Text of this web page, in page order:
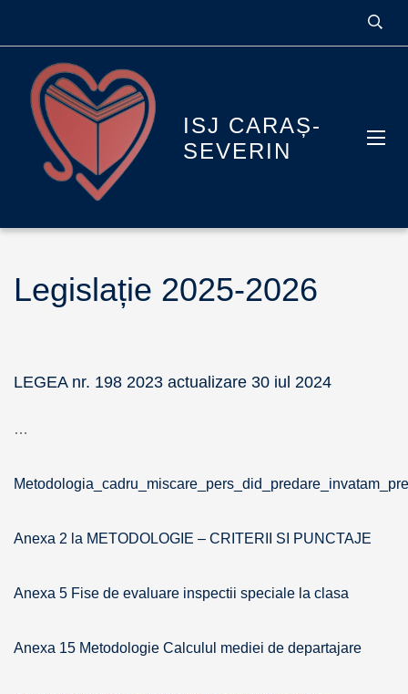
ISJ CARAȘ-
SEVERIN
Legislație 2025-2026
LEGEA nr. 198 2023 actualizare 30 iul 2024
…
Anexa 2 la METODOLOGIE – CRITERII SI PUNCTAJE
Anexa 5 Fise de evaluare inspectii speciale la clasa
Anexa 15 Metodologie Calculul mediei de departajare